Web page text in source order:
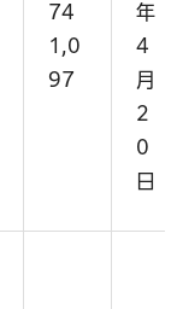
74
1,0
97
年
4
月
2
0
日